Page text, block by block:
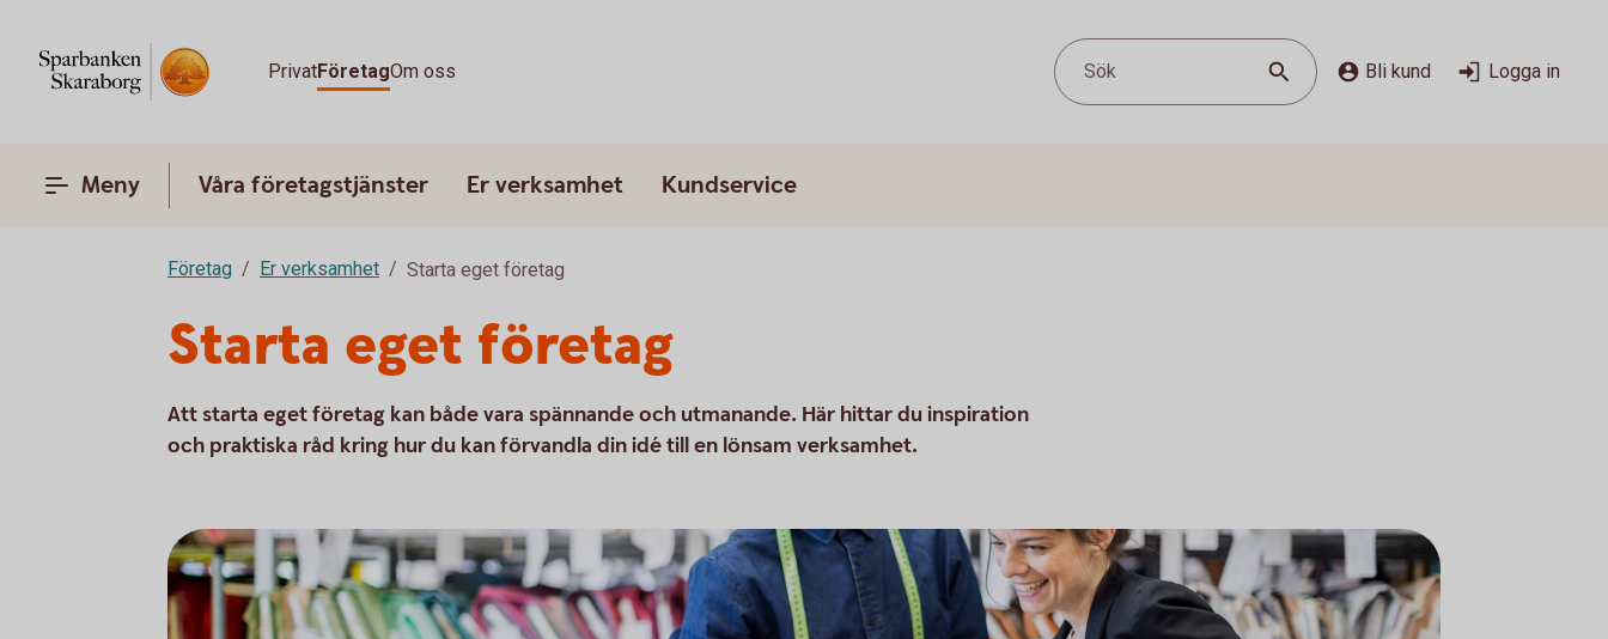
PrivatFöretagOm oss Sök Bli kund Logga in
Meny Våra företagstjänster Er verksamhet Kundservice
Företag Er verksamhet Starta eget företag
Starta eget företag
Att starta eget företag kan både vara spännande och utmanande. Här hittar du inspiration
och praktiska råd kring hur du kan förvandla din idé till en lönsam verksamhet.